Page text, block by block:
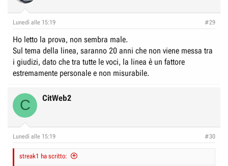
Lunedì alle 15:19 #29
Ho letto la prova, non sembra male.
Sul tema della linea, saranno 20 anni che non viene messa tra
i giudizi, dato che tra tutte le voci, la linea è un fattore
estremamente personale e non misurabile.
C CitWeb2
Lunedì alle 15:19 #30
streak1 ha scritto: